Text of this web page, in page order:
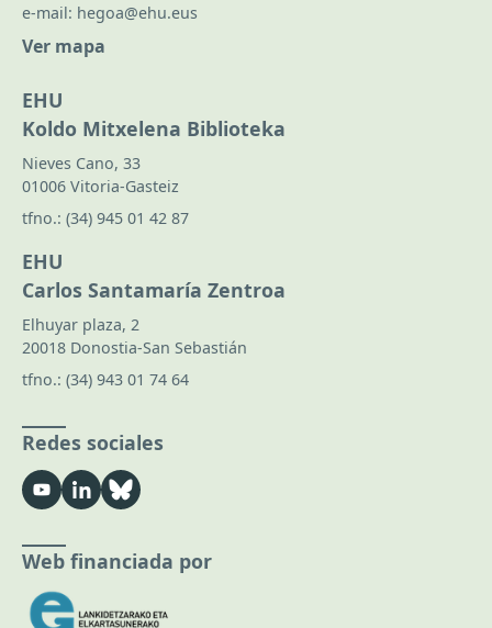
e-mail: hegoa@ehu.eus
Ver mapa
EHU
Koldo Mitxelena Biblioteka
Nieves Cano, 33
01006 Vitoria-Gasteiz
tfno.: (34) 945 01 42 87
EHU
Carlos Santamaría Zentroa
Elhuyar plaza, 2
20018 Donostia-San Sebastián
tfno.: (34) 943 01 74 64
Redes sociales
Web financiada por